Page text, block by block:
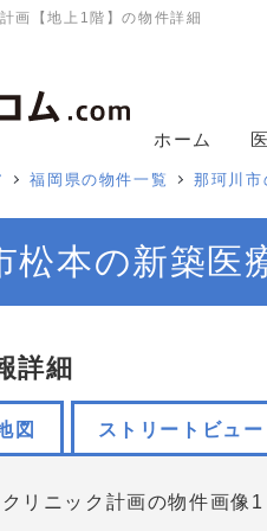
画【地上1階】の物件詳細
ホーム
福岡県の物件一覧 那珂川
松本の新築医
詳細
図 ストリートビュー